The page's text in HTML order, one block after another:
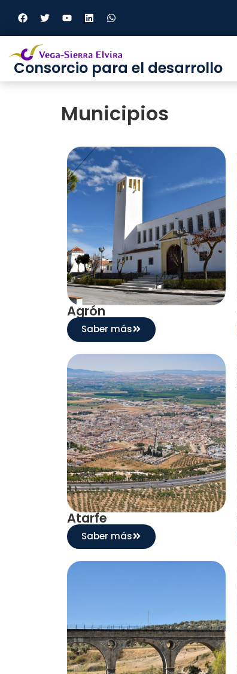
Consorcio para el desarrollo
Municipios
Agrón
Saber más
Atarfe
Saber más